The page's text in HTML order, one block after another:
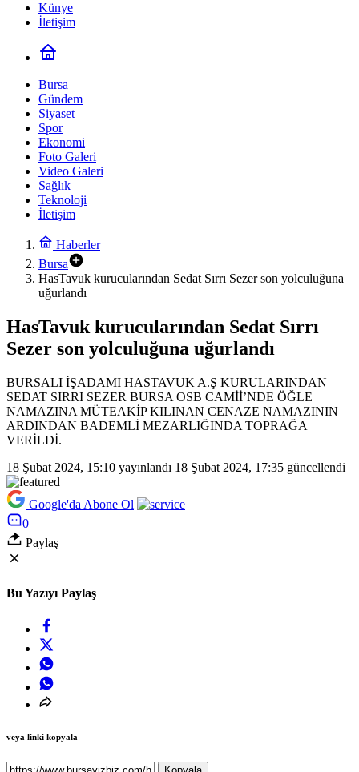
Künye
İletişim
Bursa
Gündem
Siyaset
Spor
Ekonomi
Foto Galeri
Video Galeri
Sağlık
Teknoloji
İletişim
Haberler
Bursa
HasTavuk kurucularından Sedat Sırrı Sezer son yolculuğuna
uğurlandı
HasTavuk kurucularından Sedat Sırrı
Sezer son yolculuğuna uğurlandı
BURSALI İŞADAMI HASTAVUK A.Ş KURULARINDAN
SEDAT SIRRI SEZER BURSA OSB CAMİİ’NDE ÖĞLE
NAMAZINA MÜTEAKİP KILINAN CENAZE NAMAZININ
ARDINDAN BADEMLİ MEZARLIĞINDA TOPRAĞA
VERİLDİ.
18 Şubat 2024, 15:10 yayınlandı 18 Şubat 2024, 17:35 güncellendi
Google'da Abone Ol
0
Paylaş
Bu Yazıyı Paylaş
veya linki kopyala